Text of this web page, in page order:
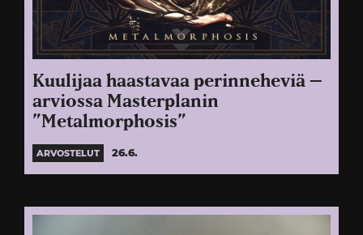
Kuulijaa haastavaa perinneheviä –
arviossa Masterplanin
”Metalmorphosis”
ARVOSTELUT 26.6.